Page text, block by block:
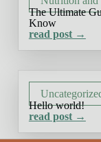
The Ultimate
Know
read post →
Hello world!
read post →